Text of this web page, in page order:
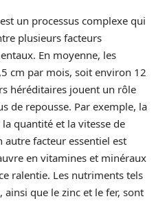
un processus complexe qui
plusieurs facteurs
En moyenne, les
cm par mois, soit environ 12
héréditaires jouent un rôle
de repousse. Par exemple, la
quantité et la vitesse de
autre facteur essentiel est
en vitamines et minéraux
ralentie. Les nutriments tels
ainsi que le zinc et le fer, sont